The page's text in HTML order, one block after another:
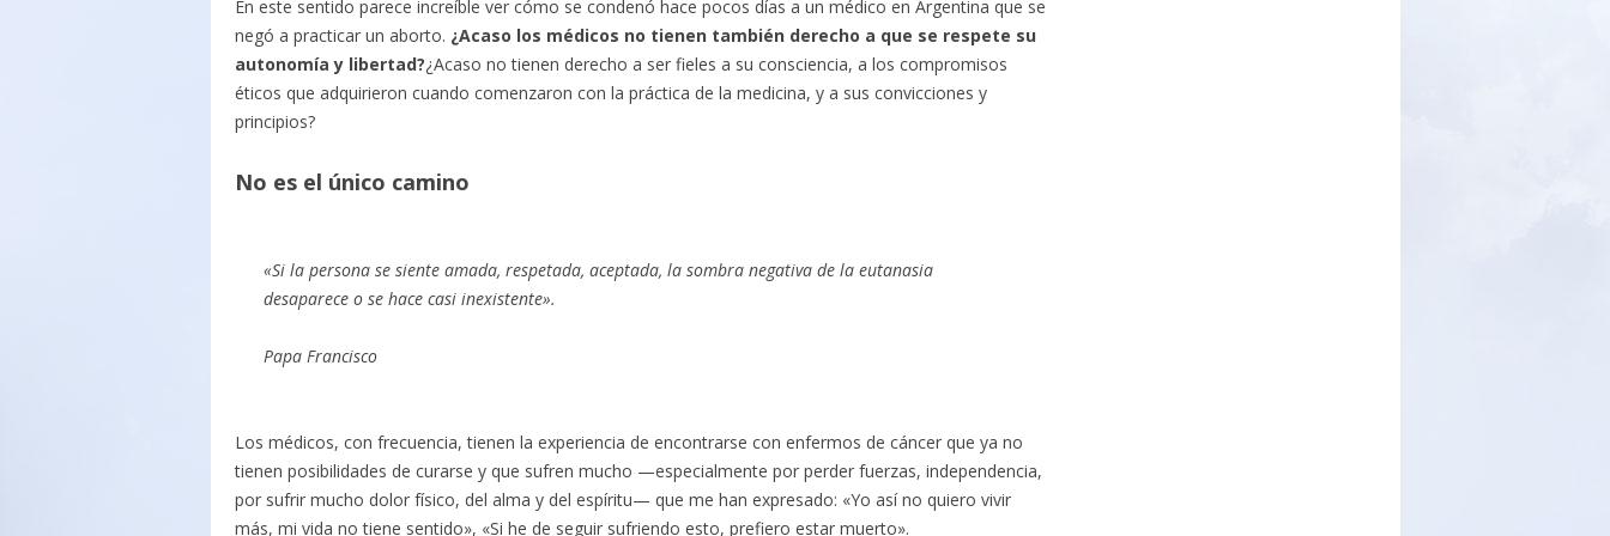
En este sentido parece increíble ver cómo se condenó hace pocos días a un médico en Argentina que se
negó a practicar un aborto. ¿Acaso los médicos no tienen también derecho a que se respete su
autonomía y libertad?¿Acaso no tienen derecho a ser fieles a su consciencia, a los compromisos
éticos que adquirieron cuando comenzaron con la práctica de la medicina, y a sus convicciones y
principios?
No es el único camino
«Si la persona se siente amada, respetada, aceptada, la sombra negativa de la eutanasia
desaparece o se hace casi inexistente».
Papa Francisco
Los médicos, con frecuencia, tienen la experiencia de encontrarse con enfermos de cáncer que ya no
tienen posibilidades de curarse y que sufren mucho —especialmente por perder fuerzas, independencia,
por sufrir mucho dolor físico, del alma y del espíritu— que me han expresado: «Yo así no quiero vivir
más, mi vida no tiene sentido», «Si he de seguir sufriendo esto, prefiero estar muerto».